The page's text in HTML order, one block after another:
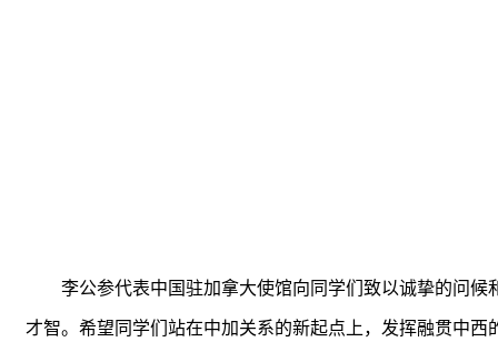
李公参代表中国驻加拿大使馆向同学们致以诚挚的问
才智。希望同学们站在中加关系的新起点上，发挥融贯中